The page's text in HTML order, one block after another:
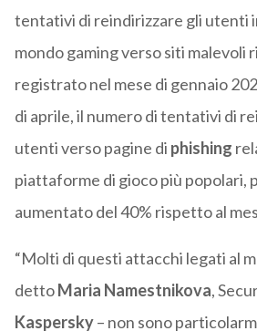
tentativi di reindirizzare gli utenti
mondo gaming verso siti malevoli
registrato nel mese di gennaio
di aprile, il numero di tentativi di
utenti verso pagine di phishing
piattaforme di gioco più popolari,
aumentato del 40% rispetto al
“Molti di questi attacchi legati al
dettoMaria Namestnikova,
Kaspersky– non sono